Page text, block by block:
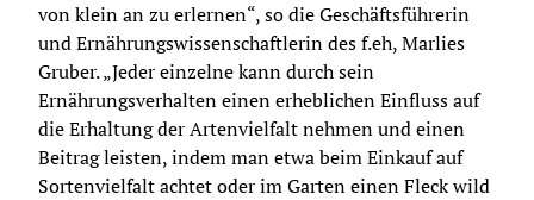
von klein an zu erlernen“, so die Geschäftsführerin
und Ernährungswissenschaftlerin des f.eh, Marlies
Gruber. „Jeder einzelne kann durch sein
Ernährungsverhalten einen erheblichen Einfluss auf
die Erhaltung der Artenvielfalt nehmen und einen
Beitrag leisten, indem man etwa beim Einkauf auf
Sortenvielfalt achtet oder im Garten einen Fleck wild